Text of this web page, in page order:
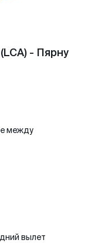
- Пярну
между
вылет